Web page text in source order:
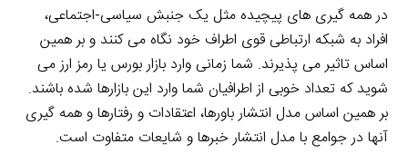
در همه گیری های پیچیده مثل یک جنبش سیاسی-اجتماعی،
افراد به شبکه ارتباطی قوی اطراف خود نگاه می کنند و بر همین
اساس تاثیر می پذیرند. شما زمانی وارد بازار بورس یا رمز ارز می
شوید که تعداد خوبی از اطرافیان شما وارد این بازارها شده باشند.
بر همین اساس مدل انتشار باورها، اعتقادات و رفتارها و همه گیری
آنها در جوامع با مدل انتشار خبرها و شایعات متفاوت است.